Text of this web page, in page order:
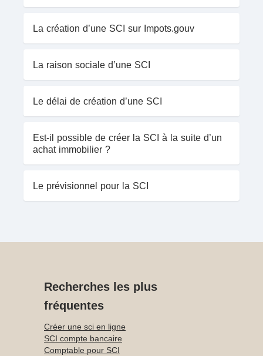
La création d’une SCI sur Impots.gouv
La raison sociale d’une SCI
Le délai de création d’une SCI
Est-il possible de créer la SCI à la suite d’un
achat immobilier ?
Le prévisionnel pour la SCI
Recherches les plus
fréquentes
Créer une sci en ligne
SCI compte bancaire
Comptable pour SCI